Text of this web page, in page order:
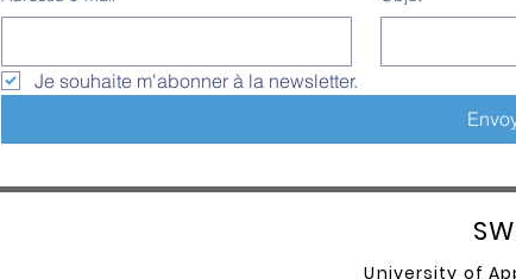
Je souhaite m'abonner à la newsletter.
SW
University of A